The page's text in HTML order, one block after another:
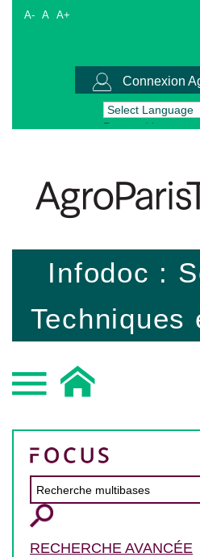
A- A A+
Connexion
Powered by
Infodoc :
Techniques
RECHERCHE AVANCÉE